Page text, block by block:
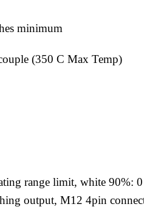
minimum
(350 C Max Temp)
range limit, white
output, M12 4pin